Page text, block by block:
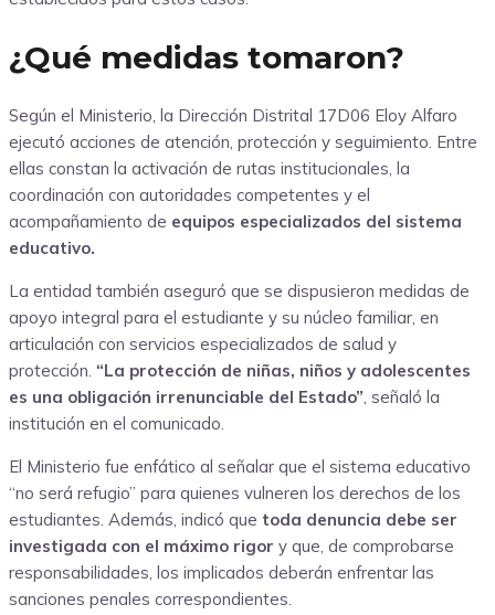
¿Qué medidas tomaron?
Según el Ministerio, la Dirección Distrital 17D06 Eloy Alfaro
ejecutó acciones de atención, protección y seguimiento. Entre
ellas constan la activación de rutas institucionales, la
coordinación con autoridades competentes y el
acompañamiento de equipos especializados del sistema
educativo.
La entidad también aseguró que se dispusieron medidas de
apoyo integral para el estudiante y su núcleo familiar, en
articulación con servicios especializados de salud y
protección. “La protección de niñas, niños y adolescentes
es una obligación irrenunciable del Estado”, señaló la
institución en el comunicado.
El Ministerio fue enfático al señalar que el sistema educativo
“no será refugio” para quienes vulneren los derechos de los
estudiantes. Además, indicó que toda denuncia debe ser
investigada con el máximo rigor y que, de comprobarse
responsabilidades, los implicados deberán enfrentar las
sanciones penales correspondientes.